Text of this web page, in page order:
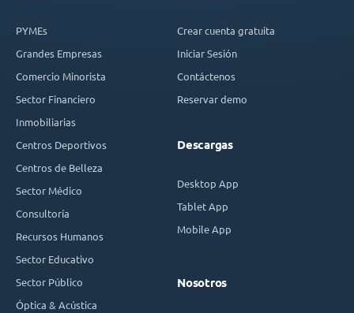
PYMEs
Grandes Empresas
Comercio Minorista
Sector Financiero
Inmobiliarias
Centros Deportivos
Centros de Belleza
Sector Médico
Consultoría
Recursos Humanos
Sector Educativo
Sector Público
Óptica & Acústica
Crear cuenta gratuita
Iniciar Sesión
Contáctenos
Reservar demo
Descargas
Desktop App
Tablet App
Mobile App
Nosotros